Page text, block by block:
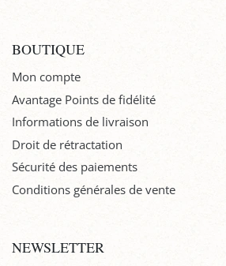
BOUTIQUE
Mon compte
Avantage Points de fidélité
Informations de livraison
Droit de rétractation
Sécurité des paiements
Conditions générales de vente
NEWSLETTER